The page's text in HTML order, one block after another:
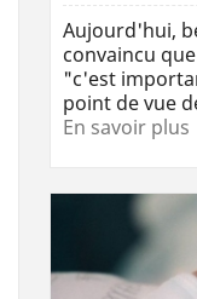
Aujourd'hui,
convaincu
"c'est
point de vue
En savoir plus